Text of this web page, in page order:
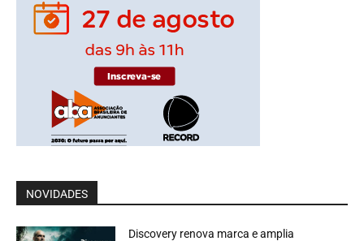
NOVIDADES
Discovery renova marca e amplia